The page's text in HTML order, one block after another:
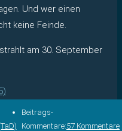
Und wer einen
keine Feinde.
am 30. September
Beitrags-
Kommentare:57 Kommentare